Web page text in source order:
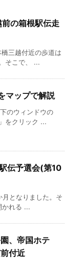
前の箱根駅伝走
三越付近の歩道は
そこで、 ...
マップで解説
のウィンドウの
をクリック ...
伝予選会(第10
となりました。そ
かれる ...
、帝国ホテ
付近